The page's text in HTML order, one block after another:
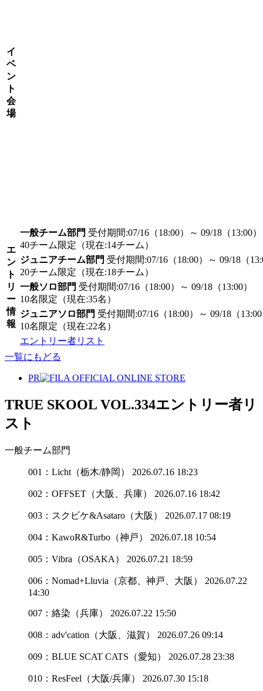
イ
ベ
ン
ト
会
場
エ
ン
ト
リ
ー
情
報
一般チーム部門 受付期間:07/16（18:00）～ 09/18（13:00）
40チーム限定（現在:14チーム）
ジュニアチーム部門 受付期間:07/16（18:00）～ 09/18（
20チーム限定（現在:18チーム）
一般ソロ部門 受付期間:07/16（18:00）～ 09/18（13:00）
10名限定（現在:35名）
ジュニアソロ部門 受付期間:07/16（18:00）～ 09/18（
10名限定（現在:22名）
エントリー者リスト
一覧にもどる
PR
TRUE SKOOL VOL.334エントリー者リ
スト
一般チーム部門
001：Licht（栃木/静岡） 2026.07.16 18:23
002：OFFSET（大阪、兵庫） 2026.07.16 18:42
003：スクビケ&Asataro（大阪） 2026.07.17 08:19
004：KawoR&Turbo（神戸） 2026.07.18 10:54
005：Vibra（OSAKA） 2026.07.21 18:59
006：Nomad+Lluvia（京都、神戸、大阪） 2026.07.22
14:30
007：絡染（兵庫） 2026.07.22 15:50
008：adv'cation（大阪、滋賀） 2026.07.26 09:14
009：BLUE SCAT CATS（愛知） 2026.07.28 23:38
010：ResFeel（大阪/兵庫） 2026.07.30 15:18